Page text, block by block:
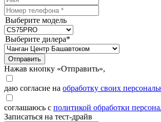
Выберите модель
Выберите дилера*
Отправить
Нажав кнопку «Отправить»,
даю согласие на обработку своих
соглашаюсь с политикой обработки
Записаться на тест-драйв